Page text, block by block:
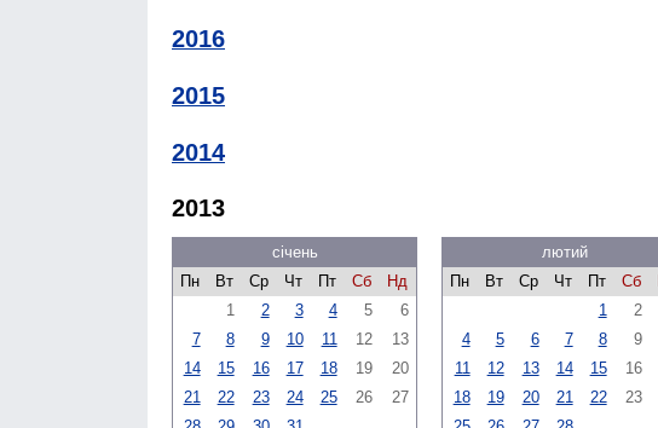
2016
2015
2014
2013
січень
Пн
Вт Ср Чт Пт Сб
Нд
1
2 3 4 5
6
7
8 9 10 11 12
13
14
15 16 17 18 19
20
21
22 23 24 25 26
27
лютий
Пн
Вт Ср Чт Пт Сб
1
2
4
5 6 7 8 9
11
12 13 14 15 16
18
19 20 21 22 23